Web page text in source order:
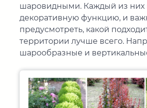
шаровидными. Каждый из них
декоративную функцию, и
предусмотреть, какой
территории лучше всего.
шарообразные и